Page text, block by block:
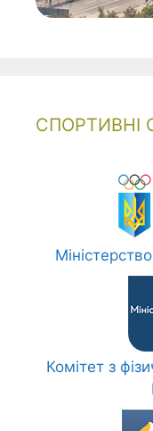
СПОРТИВНІ
Комітет з